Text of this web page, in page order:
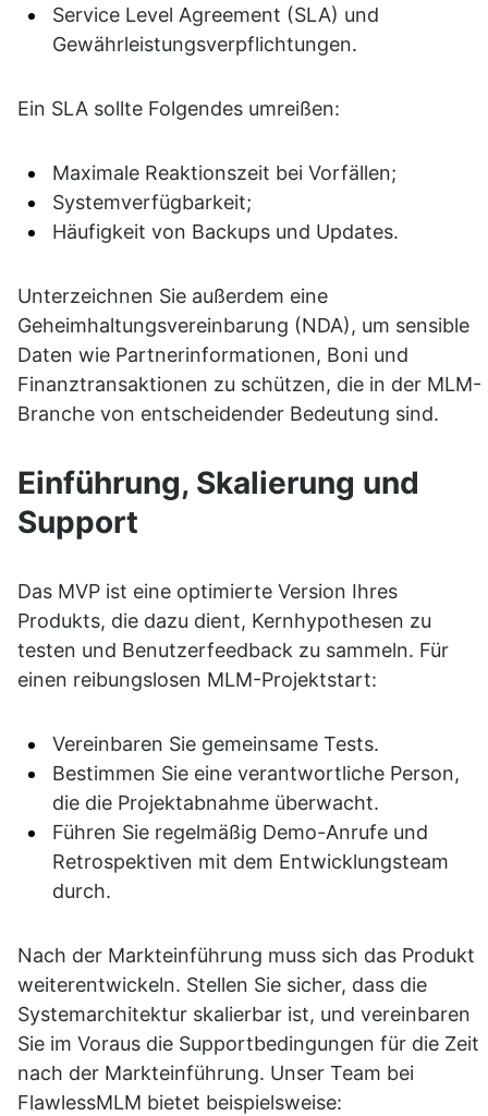
Service Level Agreement (SLA) und
Gewährleistungsverpflichtungen.
Ein SLA sollte Folgendes umreißen:
Maximale Reaktionszeit bei Vorfällen;
Systemverfügbarkeit;
Häufigkeit von Backups und Updates.
Unterzeichnen Sie außerdem eine
Geheimhaltungsvereinbarung (NDA), um sensible
Daten wie Partnerinformationen, Boni und
Finanztransaktionen zu schützen, die in der MLM-
Branche von entscheidender Bedeutung sind.
Einführung, Skalierung und
Support
Das MVP ist eine optimierte Version Ihres
Produkts, die dazu dient, Kernhypothesen zu
testen und Benutzerfeedback zu sammeln. Für
einen reibungslosen MLM-Projektstart:
Vereinbaren Sie gemeinsame Tests.
Bestimmen Sie eine verantwortliche Person,
die die Projektabnahme überwacht.
Führen Sie regelmäßig Demo-Anrufe und
Retrospektiven mit dem Entwicklungsteam
durch.
Nach der Markteinführung muss sich das Produkt
weiterentwickeln. Stellen Sie sicher, dass die
Systemarchitektur skalierbar ist, und vereinbaren
Sie im Voraus die Supportbedingungen für die Zeit
nach der Markteinführung. Unser Team bei
FlawlessMLM bietet beispielsweise: